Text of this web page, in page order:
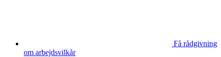
Få rådgivning
om arbejdsvilkår